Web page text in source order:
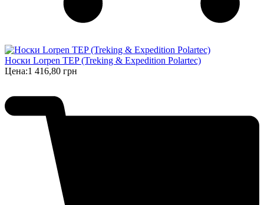
Носки Lorpen TEP (Treking & Expedition Polartec)
Цена:1 416,80 грн